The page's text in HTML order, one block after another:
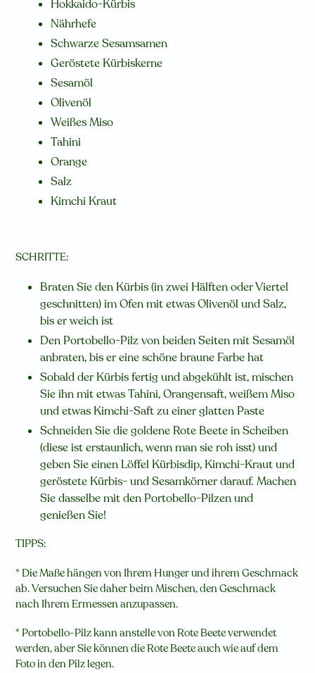
Hokkaido-Kürbis
Nährhefe
Schwarze Sesamsamen
Geröstete Kürbiskerne
Sesamöl
Olivenöl
Weißes Miso
Tahini
Orange
Salz
Kimchi Kraut
SCHRITTE:
Braten Sie den Kürbis (in zwei Hälften oder Viertel
geschnitten) im Ofen mit etwas Olivenöl und Salz,
bis er weich ist
Den Portobello-Pilz von beiden Seiten mit Sesamöl
anbraten, bis er eine schöne braune Farbe hat
Sobald der Kürbis fertig und abgekühlt ist, mischen
Sie ihn mit etwas Tahini, Orangensaft, weißem Miso
und etwas Kimchi-Saft zu einer glatten Paste
Schneiden Sie die goldene Rote Beete in Scheiben
(diese ist erstaunlich, wenn man sie roh isst) und
geben Sie einen Löffel Kürbisdip, Kimchi-Kraut und
geröstete Kürbis- und Sesamkörner darauf. Machen
Sie dasselbe mit den Portobello-Pilzen und
genießen Sie!
TIPPS:
* Die Maße hängen von Ihrem Hunger und ihrem Geschmack
ab. Versuchen Sie daher beim Mischen, den Geschmack
nach Ihrem Ermessen anzupassen.
* Portobello-Pilz kann anstelle von Rote Beete verwendet
werden, aber Sie können die Rote Beete auch wie auf dem
Foto in den Pilz legen.